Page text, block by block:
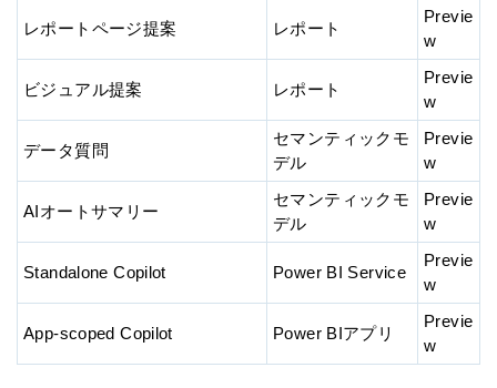
レポートページ提案 レポート
Previe
w
ビジュアル提案 レポート
Previe
w
データ質問
セマンティックモ
デル
Previe
w
AIオートサマリー
セマンティックモ
デル
Previe
w
Standalone Copilot Power BI Service
Previe
w
App-scoped Copilot Power BIアプリ
Previe
w